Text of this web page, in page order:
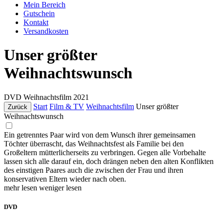
Mein Bereich
Gutschein
Kontakt
Versandkosten
Unser größter
Weihnachtswunsch
DVD Weihnachtsfilm 2021
Zurück Start Film & TV Weihnachtsfilm Unser größter
Weihnachtswunsch
Ein getrenntes Paar wird von dem Wunsch ihrer gemeinsamen
Töchter überrascht, das Weihnachtsfest als Familie bei den
Großeltern mütterlicherseits zu verbringen. Gegen alle Vorbehalte
lassen sich alle darauf ein, doch drängen neben den alten Konflikten
des einstigen Paares auch die zwischen der Frau und ihren
konservativen Eltern wieder nach oben.
mehr lesen weniger lesen
DVD